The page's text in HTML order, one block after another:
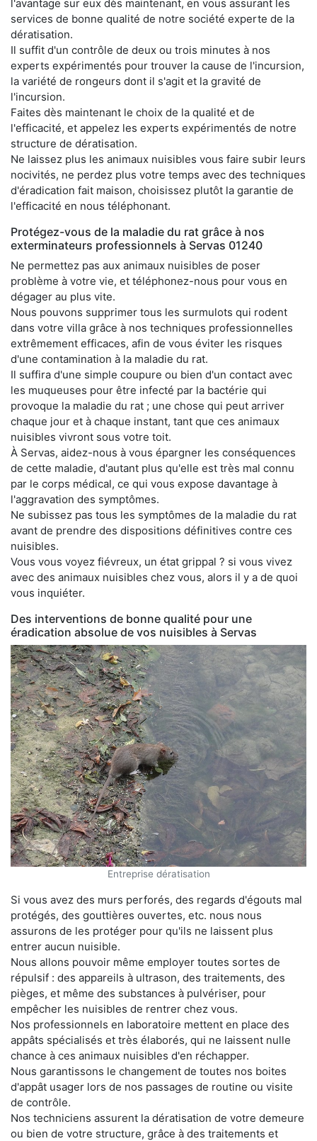
l'avantage sur eux dès maintenant, en vous assurant les
services de bonne qualité de notre société experte de la
dératisation.
Il suffit d'un contrôle de deux ou trois minutes à nos
experts expérimentés pour trouver la cause de l'incursion,
la variété de rongeurs dont il s'agit et la gravité de
l'incursion.
Faites dès maintenant le choix de la qualité et de
l'efficacité, et appelez les experts expérimentés de notre
structure de dératisation.
Ne laissez plus les animaux nuisibles vous faire subir leurs
nocivités, ne perdez plus votre temps avec des techniques
d'éradication fait maison, choisissez plutôt la garantie de
l'efficacité en nous téléphonant.
Protégez-vous de la maladie du rat grâce à nos
exterminateurs professionnels à Servas 01240
Ne permettez pas aux animaux nuisibles de poser
problème à votre vie, et téléphonez-nous pour vous en
dégager au plus vite.
Nous pouvons supprimer tous les surmulots qui rodent
dans votre villa grâce à nos techniques professionnelles
extrêmement efficaces, afin de vous éviter les risques
d'une contamination à la maladie du rat.
Il suffira d'une simple coupure ou bien d'un contact avec
les muqueuses pour être infecté par la bactérie qui
provoque la maladie du rat ; une chose qui peut arriver
chaque jour et à chaque instant, tant que ces animaux
nuisibles vivront sous votre toit.
À Servas, aidez-nous à vous épargner les conséquences
de cette maladie, d'autant plus qu'elle est très mal connu
par le corps médical, ce qui vous expose davantage à
l'aggravation des symptômes.
Ne subissez pas tous les symptômes de la maladie du rat
avant de prendre des dispositions définitives contre ces
nuisibles.
Vous vous voyez fiévreux, un état grippal ? si vous vivez
avec des animaux nuisibles chez vous, alors il y a de quoi
vous inquiéter.
Des interventions de bonne qualité pour une
éradication absolue de vos nuisibles à Servas
Entreprise dératisation
Si vous avez des murs perforés, des regards d'égouts mal
protégés, des gouttières ouvertes, etc. nous nous
assurons de les protéger pour qu'ils ne laissent plus
entrer aucun nuisible.
Nous allons pouvoir même employer toutes sortes de
répulsif : des appareils à ultrason, des traitements, des
pièges, et même des substances à pulvériser, pour
empêcher les nuisibles de rentrer chez vous.
Nos professionnels en laboratoire mettent en place des
appâts spécialisés et très élaborés, qui ne laissent nulle
chance à ces animaux nuisibles d'en réchapper.
Nous garantissons le changement de toutes nos boites
d'appât usager lors de nos passages de routine ou visite
de contrôle.
Nos techniciens assurent la dératisation de votre demeure
ou bien de votre structure, grâce à des traitements et